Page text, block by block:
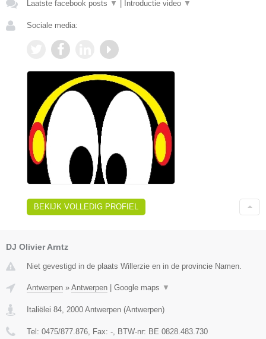
Laatste facebook posts ▼ Introductie video ▼
Sociale media:
BEKIJK VOLLEDIG PROFIEL
DJ Olivier Arntz
Niet gevestigd in de plaats Willerzie en in de provincie Namen.
Antwerpen » Antwerpen Google maps ▼
Italiëlei 84, 2000 Antwerpen (Antwerpen)
Tel: 0475/877.876, Fax: -, BTW-nr: BE 0828.483.730